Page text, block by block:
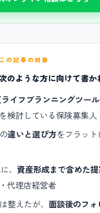
の記事の対象
のような方に向けて書か
イフプランニングツー
を検討している保険募集人
違いと選び方をフラッ
、 資産形成まで含めた
代理店経営者
整えたが、 面談後のフ